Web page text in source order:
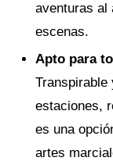
aventuras al
escenas.
Apto para
Transpirable
estaciones,
es una
artes